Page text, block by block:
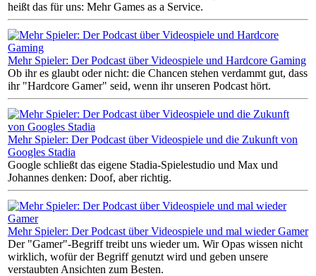
heißt das für uns: Mehr Games as a Service.
Mehr Spieler: Der Podcast über Videospiele und Hardcore Gaming
Ob ihr es glaubt oder nicht: die Chancen stehen verdammt gut, dass
ihr "Hardcore Gamer" seid, wenn ihr unseren Podcast hört.
Mehr Spieler: Der Podcast über Videospiele und die Zukunft von
Googles Stadia
Google schließt das eigene Stadia-Spielestudio und Max und
Johannes denken: Doof, aber richtig.
Mehr Spieler: Der Podcast über Videospiele und mal wieder Gamer
Der "Gamer"-Begriff treibt uns wieder um. Wir Opas wissen nicht
wirklich, wofür der Begriff genutzt wird und geben unsere
verstaubten Ansichten zum Besten.